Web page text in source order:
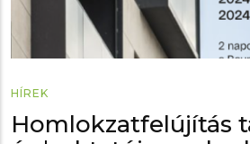
HÍREK
Homlokzatfelújítás